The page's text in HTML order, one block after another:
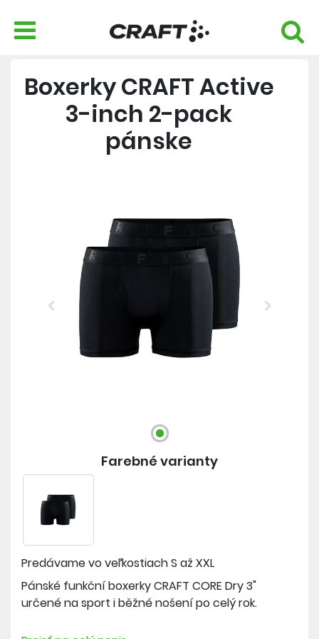
Boxerky CRAFT Active
3-inch 2-pack
pánske
Previous Next
Pánské funkční boxerky CRAFT CORE Dry 3"
určené na sport i běžné nošení po celý rok.
Predávame vo veľkostiachS až XXL
Farebné varianty